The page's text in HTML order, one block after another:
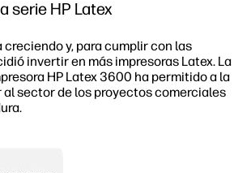
serie HP Latex
creciendo y, para cumplir con las
invertir en más impresoras Latex. La
HP Latex 3600 ha permitido a la
al sector de los proyectos comerciales